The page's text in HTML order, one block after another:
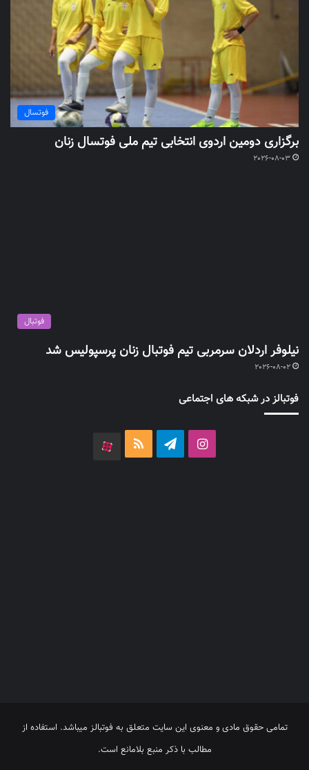
فوتسال
برگزاری دومین اردوی انتخابی تیم ملی فوتسال زنان
2026-08-03
فوتبال
نیلوفر اردلان سرمربی تیم فوتبال زنان پرسپولیس شد
2026-08-02
فوتبالز در شبکه های اجتماعی
اینستاگرامتلگرامخوراک
تمامی حقوق مادی و معنوی این سایت متعلق به فوتبالز میباشد. استفاده از
مطالب با ذکر منبع بلامانع است.